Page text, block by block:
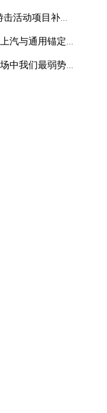
动项目补充公告
智电+全球化”合作新境
，打不还手骂不能还口